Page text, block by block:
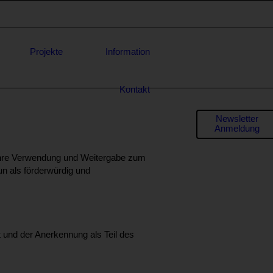
Projekte Information
Kontakt
Newsletter
Anmeldung
Verwendung und Weitergabe zum
als förderwürdig und
der Anerkennung als Teil des